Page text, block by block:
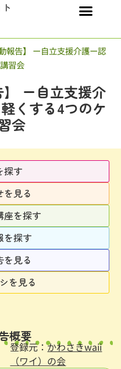
報告】 ー自立支援介護ー認
習会
】 ー自立支援介
くする4つのケ
会
探す
を見る
座を探す
を探す
を見る
を見る
概要
登録元：かわさきwaii
（ワイ）の会